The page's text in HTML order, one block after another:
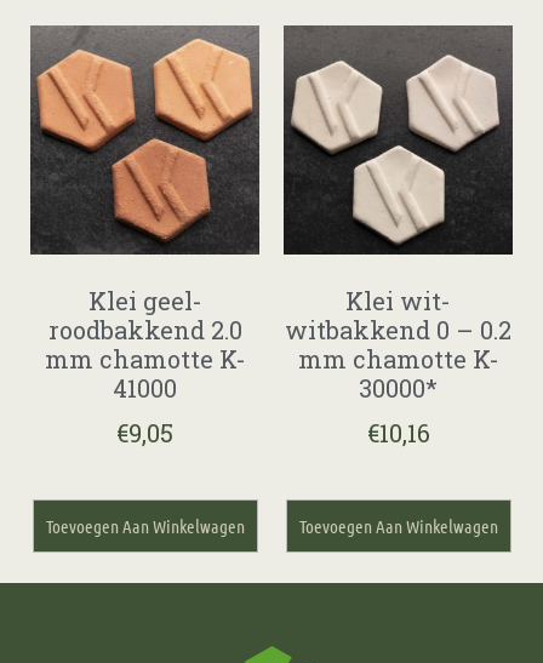
Klei geel-
roodbakkend 2.0
mm chamotte K-
41000
€9,05
Toevoegen Aan Winkelwagen
Klei wit-
witbakkend 0 – 0.2
mm chamotte K-
30000*
€10,16
Toevoegen Aan Winkelwagen